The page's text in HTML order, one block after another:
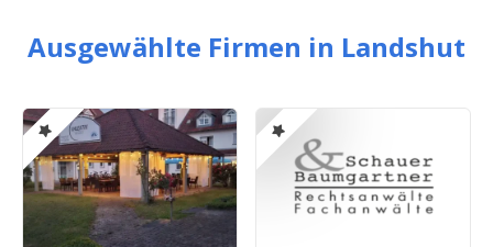
Ausgewählte Firmen in Landshut